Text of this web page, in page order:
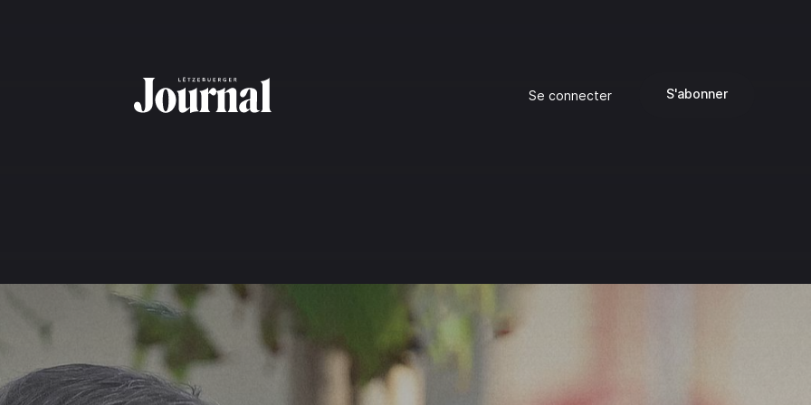
Se connecter S'abonner